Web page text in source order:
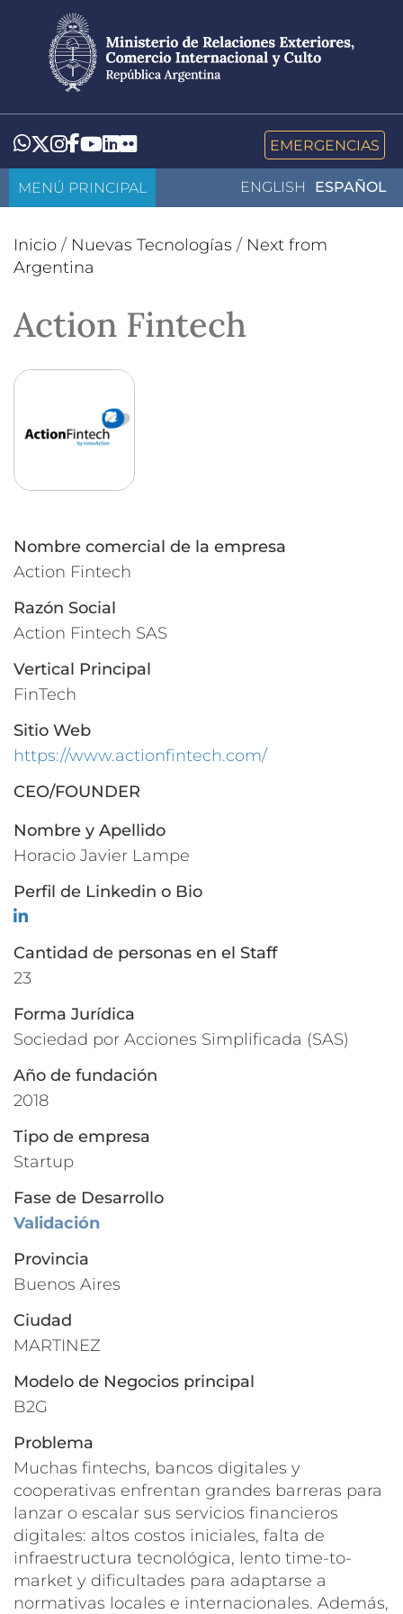
contenido
principal
Whatsapp
Twitter
Instagram
Facebook
YouTube
LinkedIn
Flickr EMERGENCIAS
ENGLISH ESPAÑOL
MENÚ PRINCIPAL
Inicio / Nuevas Tecnologías / Next from
Argentina
Action Fintech
Nombre comercial de la empresa
Action Fintech
Razón Social
Action Fintech SAS
Vertical Principal
FinTech
Sitio Web
https://www.actionfintech.com/
CEO/FOUNDER
Nombre y Apellido
Horacio Javier Lampe
Perfil de Linkedin o Bio
LinkedIn
Cantidad de personas en el Staff
23
Forma Jurídica
Sociedad por Acciones Simplificada (SAS)
Año de fundación
2018
Tipo de empresa
Startup
Fase de Desarrollo
Validación
Provincia
Buenos Aires
Ciudad
MARTINEZ
Modelo de Negocios principal
B2G
Problema
Muchas fintechs, bancos digitales y
cooperativas enfrentan grandes barreras para
lanzar o escalar sus servicios financieros
digitales: altos costos iniciales, falta de
infraestructura tecnológica, lento time-to-
market y dificultades para adaptarse a
normativas locales e internacionales. Además,